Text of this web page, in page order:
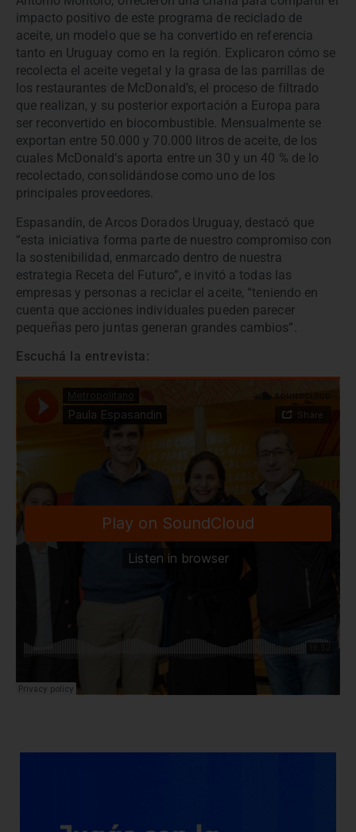
impacto positivo de este programa de reciclado de
aceite, un modelo que se ha convertido en referencia
tanto en Uruguay como en la región. Explicaron cómo se
recolecta el aceite vegetal y la grasa de las parrillas de
los restaurantes de McDonald’s, el proceso de filtrado
que realizan, y su posterior exportación a Europa para
ser reconvertido en biocombustible. Mensualmente se
exportan entre 50.000 y 70.000 litros de aceite, de los
cuales McDonald’s aporta entre un 30 y un 40 % de lo
recolectado, consolidándose como uno de los
principales proveedores.
Espasandín, de Arcos Dorados Uruguay, destacó que
“esta iniciativa forma parte de nuestro compromiso con
la sostenibilidad, enmarcado dentro de nuestra
estrategia Receta del Futuro”, e invitó a todas las
empresas y personas a reciclar el aceite, “teniendo en
cuenta que acciones individuales pueden parecer
pequeñas pero juntas generan grandes cambios”.
Escuchá la entrevista: